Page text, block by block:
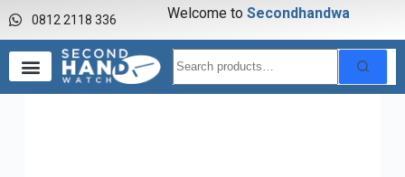
0812 2118 336 Welcome to S econdhandwatc